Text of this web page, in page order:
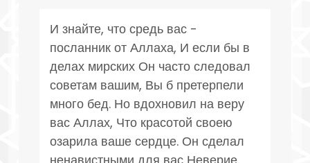
И знайте, что средь вас -
посланник от Аллаха, И если бы в
делах мирских Он часто следовал
советам вашим, Вы б претерпели
много бед. Но вдохновил на веру
вас Аллах, Что красотой своею
озарила ваше сердце. Он сделал